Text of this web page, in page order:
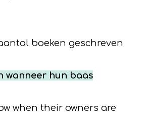
boeken geschreven
wanneer hun baas
when their owners are